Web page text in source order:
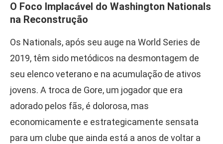
O Foco Implacável do Washington Nationals
na Reconstrução
Os Nationals, após seu auge na World Series de
2019, têm sido metódicos na desmontagem de
seu elenco veterano e na acumulação de ativos
jovens. A troca de Gore, um jogador que era
adorado pelos fãs, é dolorosa, mas
economicamente e estrategicamente sensata
para um clube que ainda está a anos de voltar a